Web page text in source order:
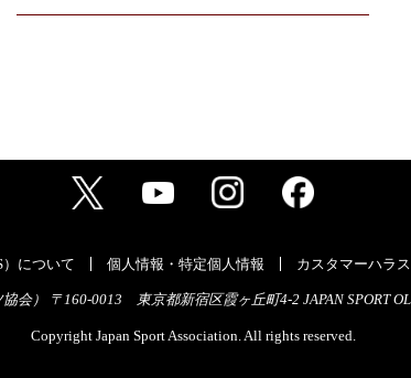
について 個人情報・特定個人情報 カスタマーハラ
会） 〒160-0013 東京都新宿区霞ヶ丘町4-2 JAPAN SPORT
Copyright Japan Sport Association. All rights reserved.